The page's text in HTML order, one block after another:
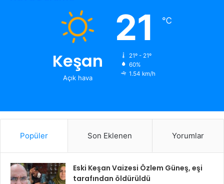
Keşan
Açık hava
21 ℃
21º - 21º
60%
1.54 km/h
Popüler Son Eklenen Yorumlar
Eski Keşan Vaizesi Özlem Güneş, eşi
tarafından öldürüldü